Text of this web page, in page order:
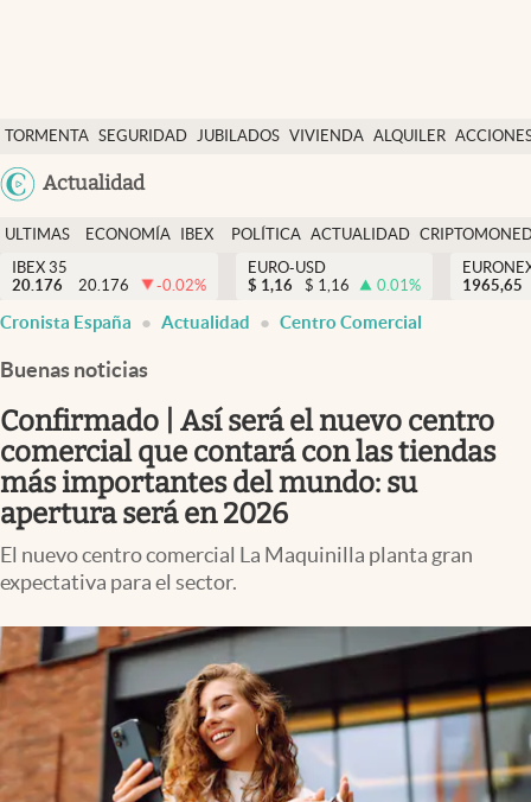
TORMENTA SEGURIDAD JUBILADOS VIVIENDA ALQUILER
USA
Actualidad
Economía y finanzas
Política
Actualidad
Criptomonedas
España
ULTIMAS
NOTICIAS
ECONOMÍA
FINANZAS
IBEX
EURO
POLÍTICA ACTUALIDAD
IBEX 35
20.176
20.176 -0.02%
EURO-USD
$ 1,16 $ 1,16 0.01%
1965,65
Cronista España Actualidad Centro Comercial
Buenas noticias
Confirmado | Así será el nuevo centro
comercial que contará con las tiendas
más importantes del mundo: su
apertura será en 2026
El nuevo centro comercial La Maquinilla planta gran
expectativa para el sector.